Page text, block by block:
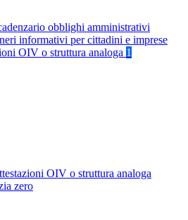
obblighi amministrativi
informativi per cittadini e imprese
OIV o struttura analoga 1
OIV o struttura analoga
zero